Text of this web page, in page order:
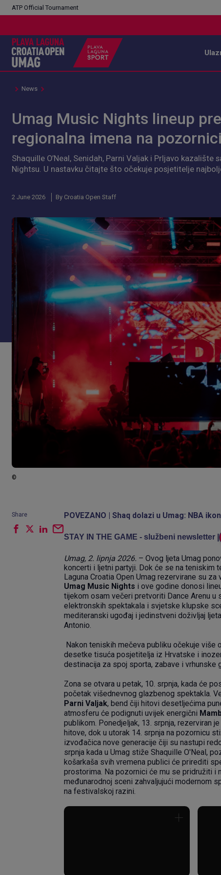
ATP Official Tournament
News
Umag Music Nights lineup
regionalna imena na pozornici
Shaquille O’Neal, Senidah, Parni Valjak i Prljavo
Nightsu. U nastavku čitajte što očekuje posjetitelje
2 June 2026 By Croatia Open Staff
©
Share POVEZANO | Shaq dolazi u Umag: NBA
STAY IN THE GAME - službeni newsletter |
Umag, 2. lipnja 2026. – Ovog ljeta Umag
koncerti i ljetni partyji. Dok će se na teniskim
Laguna Croatia Open Umag rezervirane su za
Umag Music Nights i ove godine donosi
tijekom osam večeri pretvoriti Dance Arenu u
elektronskih spektakala i svjetske klupske
mediteranski ugođaj i jedinstveni doživljaj
Antonio.
Nakon teniskih mečeva publiku očekuje
desetke tisuća posjetitelja iz Hrvatske i
destinacija za spoj sporta, zabave i vrhunske
Zona se otvara u petak, 10. srpnja, kada će
početak višednevnog glazbenog spektakla.
Parni Valjak, bend čiji hitovi desetljećima
atmosferu će podignuti uvijek energični
publikom. Ponedjeljak, 13. srpnja, rezerviran
hitove, dok u utorak 14. srpnja na pozornicu
izvođačica nove generacije čiji su nastupi
srpnja kada u Umag stiže Shaquille O'Neal,
košarkaša svih vremena publici će prirediti
prostorima. Na pozornici će mu se pridružiti i
međunarodnoj sceni zahvaljujući modernom
na festivalskoj razini.